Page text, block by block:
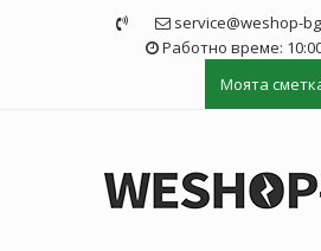
service@weshop-
Работно време:
Моята